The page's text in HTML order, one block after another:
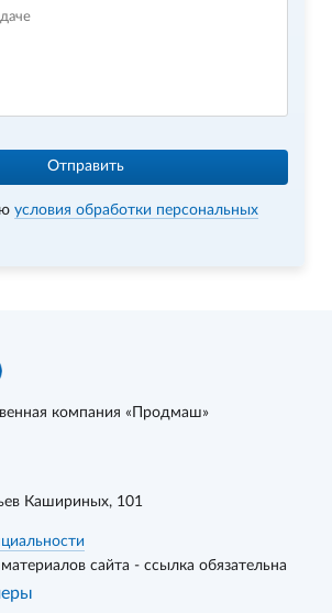
Отправить
условия обработки персональных
компания «Продмаш»
Кашириных, 101
сайта - ссылка обязательна